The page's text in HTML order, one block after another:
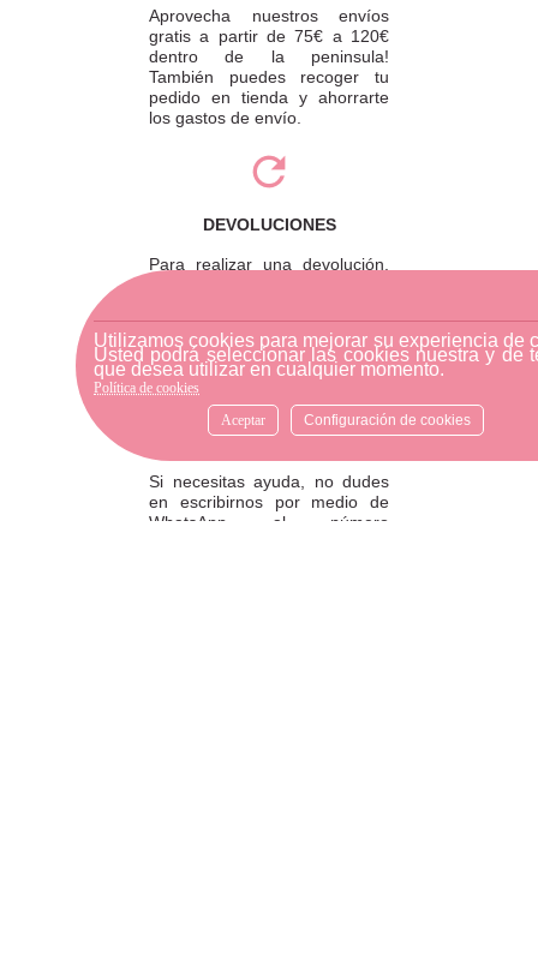
Utilizamos cookies para mejorar su experiencia de
Usted podrá seleccionar las cookies nuestra y de
que desea utilizar en cualquier momento.
Política de cookies
Aceptar
Configuración de cookies
Aprovecha nuestros envíos
gratis a partir de 75€ a 120€
dentro de la peninsula!
También puedes recoger tu
pedido en tienda y ahorrarte
los gastos de envío.
DEVOLUCIONES
Para realizar una devolución,
mensajería o diríjase a la
tienda física más cercana.
Si necesitas ayuda, no dudes
en escribirnos por medio de
WhatsApp al número